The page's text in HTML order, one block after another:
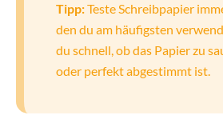
Tipp:Teste Schreibpapier
den du am häufigsten
du schnell, ob das Papier zu
oder perfekt abgestimmt ist.